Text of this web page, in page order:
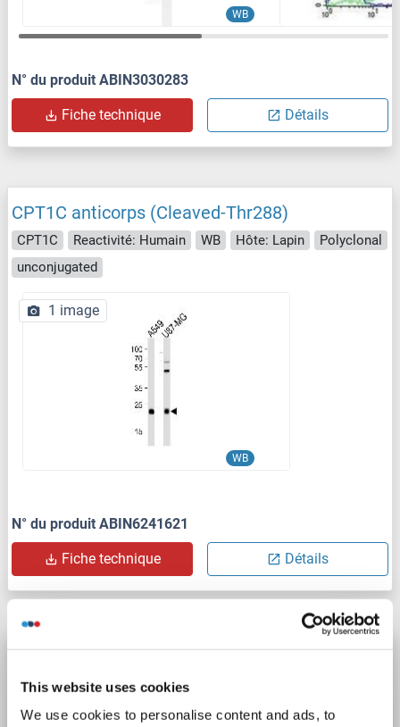
This website uses cookies
We use cookies to personalise content and ads, to
WB
N° du produit ABIN3030283
Fiche technique Détails
CPT1C anticorps (Cleaved-Thr288)
CPT1C Reactivité: Humain WB Hôte: Lapin
Polyclonal
unconjugated
WB
1 image
N° du produit ABIN6241621
Fiche technique Détails
CPT1C anticorps (C-Term)
CPT1C Reactivité: Humain
Polyclonal
unconjugated